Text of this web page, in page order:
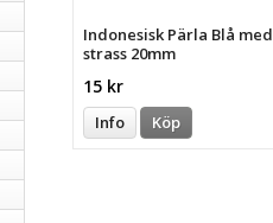
Indonesisk Pärla Blå med
strass 20mm
15 kr
Info Köp